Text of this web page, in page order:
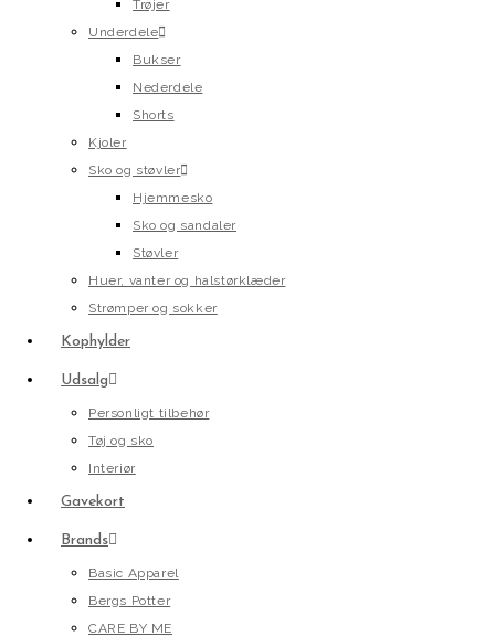
Trøjer
Underdele
Bukser
Nederdele
Shorts
Kjoler
Sko og støvler
Hjemmesko
Sko og sandaler
Støvler
Huer, vanter og halstørklæder
Strømper og sokker
Kophylder
Udsalg
Personligt tilbehør
Tøj og sko
Interiør
Gavekort
Brands
Basic Apparel
Bergs Potter
CARE BY ME